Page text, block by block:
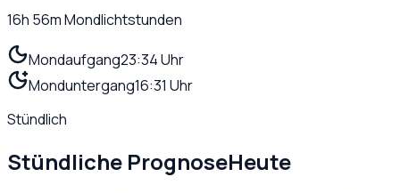
16h 56mMondlichtstunden
Mondaufgang23:34 Uhr
Monduntergang16:31 Uhr
Stündlich
Stündliche PrognoseHeute